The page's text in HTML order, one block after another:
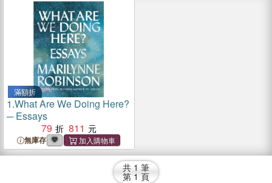
滿額折
1.What Are We Doing Here?
─ Essays
79
811
無庫存
共 1 筆
第 1 頁